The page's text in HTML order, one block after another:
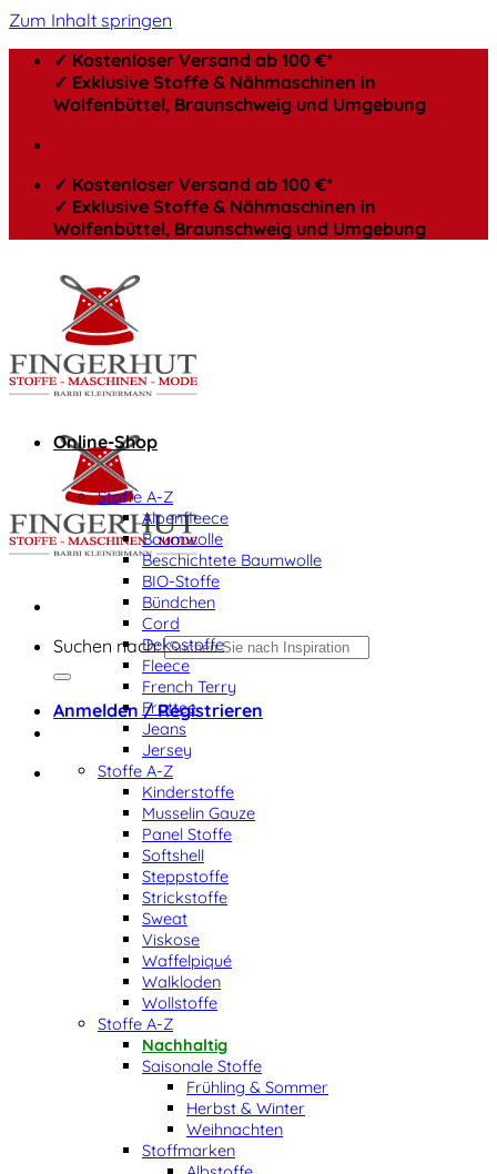
Zum Inhalt springen
✓ Kostenloser Versand ab 100 €*
✓ Exklusive Stoffe & Nähmaschinen in
Wolfenbüttel, Braunschweig und Umgebung
✓ Kostenloser Versand ab 100 €*
✓ Exklusive Stoffe & Nähmaschinen in
Wolfenbüttel, Braunschweig und Umgebung
Suchen nach:
Anmelden / Registrieren
Online-Shop
Stoffe A-Z
Alpenfleece
Baumwolle
Beschichtete Baumwolle
BIO-Stoffe
Bündchen
Cord
Dekostoffe
Fleece
French Terry
Frottee
Jeans
Jersey
Stoffe A-Z
Kinderstoffe
Musselin Gauze
Panel Stoffe
Softshell
Steppstoffe
Strickstoffe
Sweat
Viskose
Waffelpiqué
Walkloden
Wollstoffe
Stoffe A-Z
Nachhaltig
Saisonale Stoffe
Frühling & Sommer
Herbst & Winter
Weihnachten
Stoffmarken